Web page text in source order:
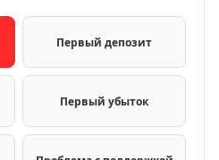
Первый депозит
Первый убыток